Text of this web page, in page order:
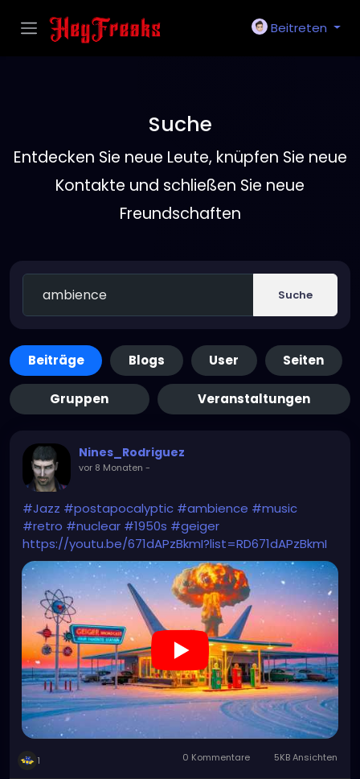
Beitreten
Suche
Entdecken Sie neue Leute, knüpfen Sie neue
Kontakte und schließen Sie neue
Freundschaften
Suche
Beiträge Blogs User Seiten
Gruppen Veranstaltungen
Nines_Rodriguez
vor 8 Monaten -
#Jazz #postapocalyptic #ambience #music
#retro #nuclear #1950s #geiger
https://youtu.be/671dAPzBkmI?list=RD671dAPzBkmI
1 0 Kommentare 5KB Ansichten